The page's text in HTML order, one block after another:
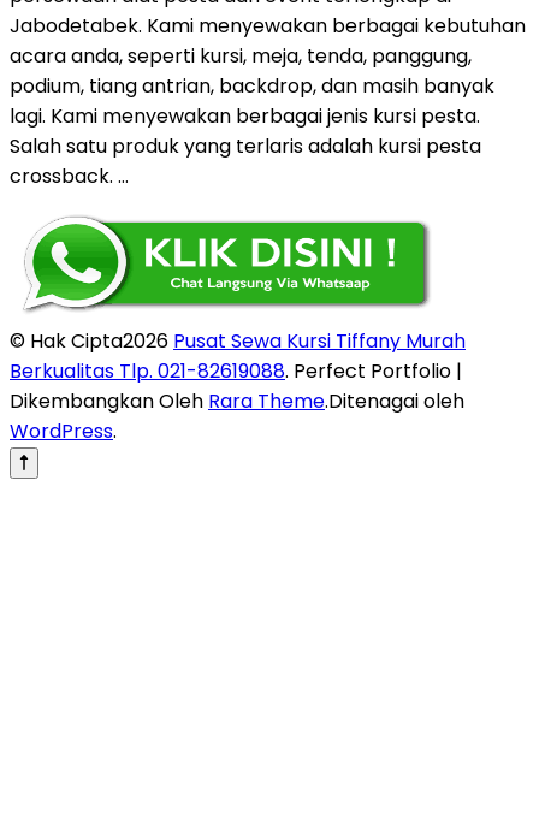
Jabodetabek. Kami menyewakan berbagai kebutuhan
acara anda, seperti kursi, meja, tenda, panggung,
podium, tiang antrian, backdrop, dan masih banyak
lagi. Kami menyewakan berbagai jenis kursi pesta.
Salah satu produk yang terlaris adalah kursi pesta
crossback. …
© Hak Cipta2026 Pusat Sewa Kursi Tiffany Murah
Berkualitas Tlp. 021-82619088. Perfect Portfolio |
Dikembangkan Oleh Rara Theme.Ditenagai oleh
WordPress.